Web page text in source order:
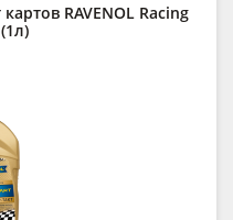
RAVENOL Racing